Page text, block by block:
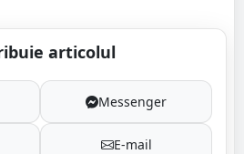
articolul
Messenger
E-mail